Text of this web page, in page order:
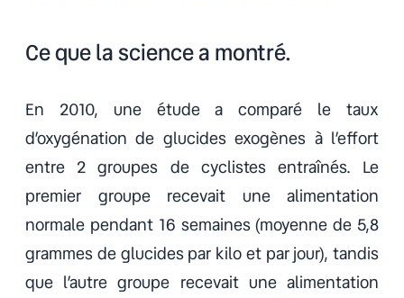
Ce que la science a montré.
En 2010, une étude a comparé le taux
d’oxygénation de glucides exogènes à l’effort
entre 2 groupes de cyclistes entraînés. Le
premier groupe recevait une alimentation
normale pendant 16 semaines (moyenne de 5,8
grammes de glucides par kilo et par jour), tandis
que l’autre groupe recevait une alimentation